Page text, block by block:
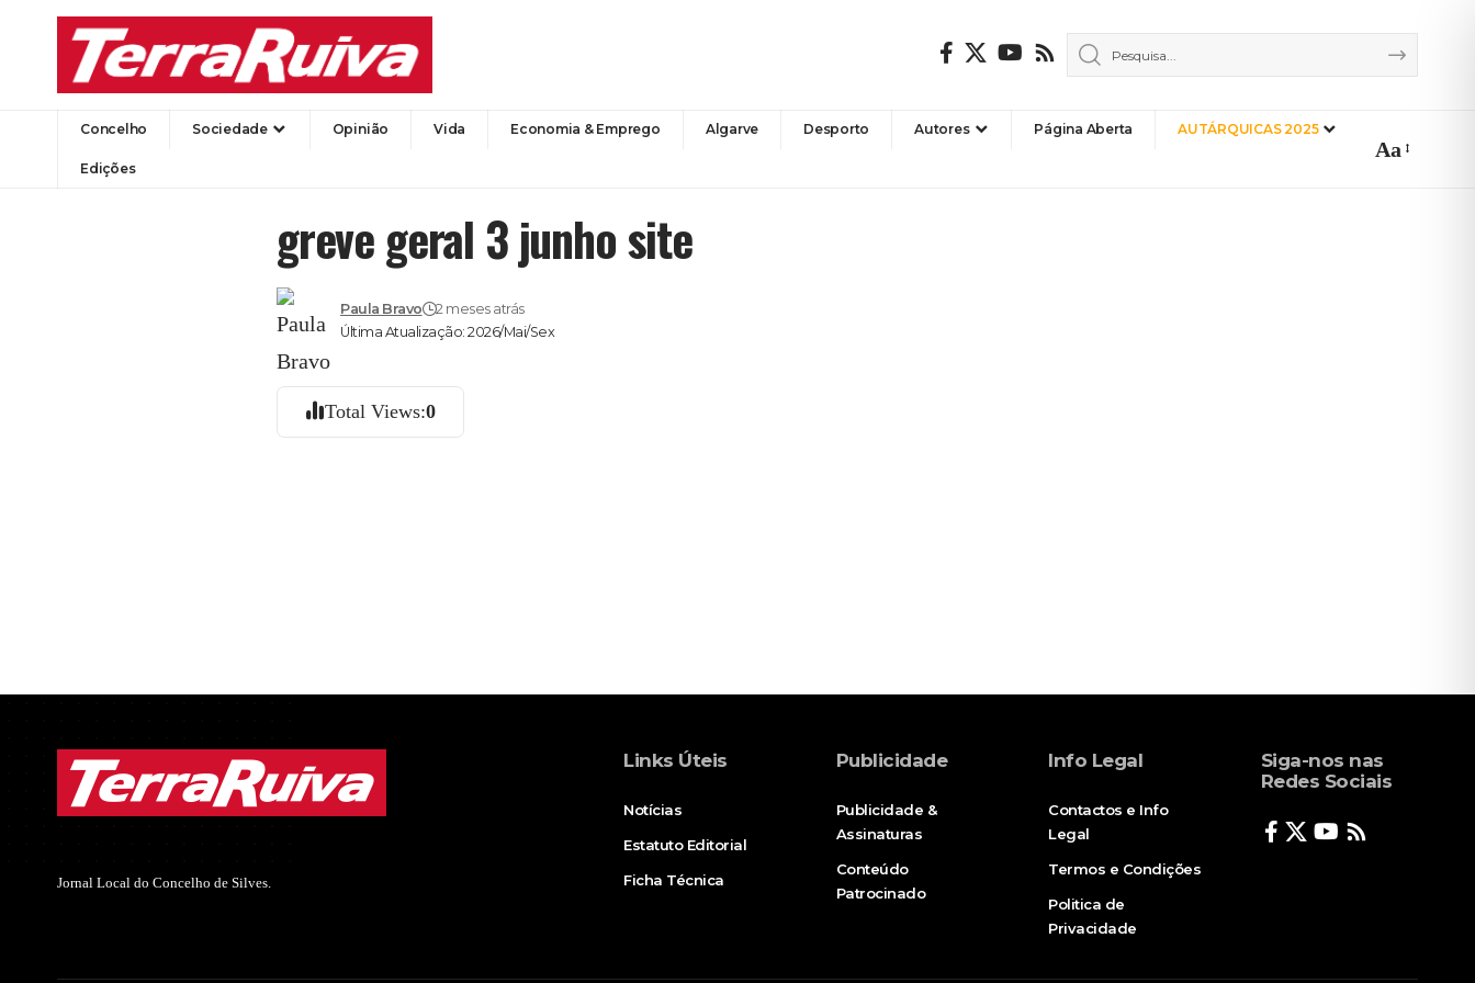
Concelho Sociedade Opinião Vida Economia & Emprego Algarve Desporto Autores Página Aberta AUTÁRQUICAS 2025
Edições
Aa
greve geral 3 junho site
Última Atualização: 2026/Mai/Sex
Paula Bravo 2 meses atrás
Total Views:0
Jornal Local do Concelho de Silves.
Links Úteis
Notícias
Estatuto Editorial
Ficha Técnica
Publicidade
Publicidade &
Assinaturas
Conteúdo
Patrocinado
Info Legal
Contactos e Info
Legal
Termos e Condições
Politica de
Privacidade
Siga-nos nas
Redes Sociais